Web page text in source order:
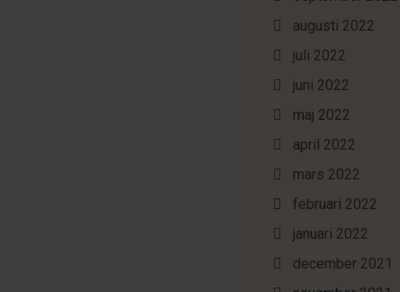
augusti 2022
juli 2022
juni 2022
maj 2022
april 2022
mars 2022
februari 2022
januari 2022
december 2021